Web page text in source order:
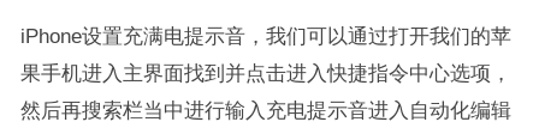
iPhone设置充满电提示音，我们可以通过打开我们的苹
果手机进入主界面找到并点击进入快捷指令中心选项，
然后再搜索栏当中进行输入充电提示音进入自动化编辑